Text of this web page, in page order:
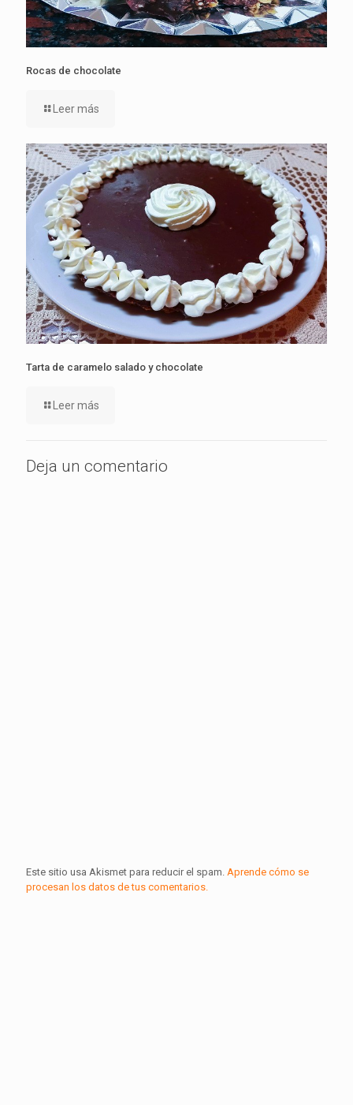
Rocas de chocolate
Leer más
Tarta de caramelo salado y chocolate
Leer más
Deja un comentario
Este sitio usa Akismet para reducir el spam. Aprende cómo se
procesan los datos de tus comentarios.